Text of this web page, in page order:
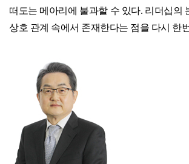
떠도는 메아리에 불과할 수 있다. 리더십의
상호 관계 속에서 존재한다는 점을 다시 한